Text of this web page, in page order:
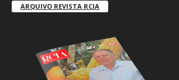
ARQUIVO REVISTA RCIA